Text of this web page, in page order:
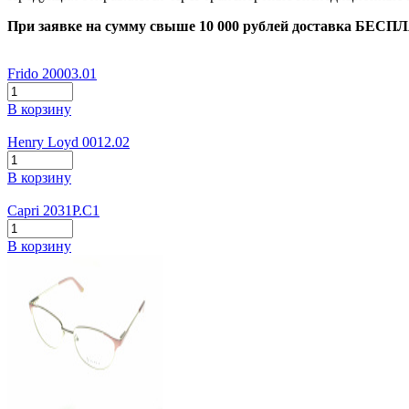
При заявке на сумму свыше 10 000 рублей доставка
Frido 20003.01
В корзину
Henry Loyd 0012.02
В корзину
Capri 2031P.C1
В корзину